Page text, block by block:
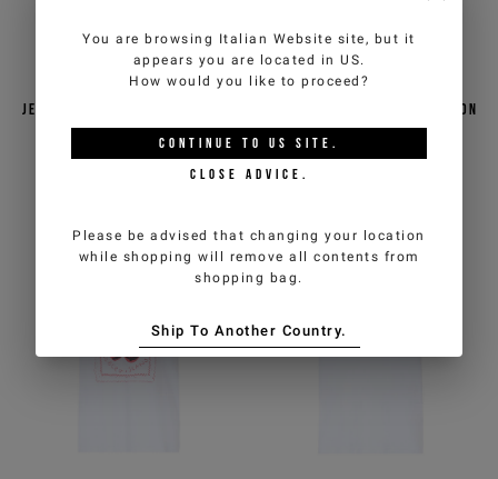
T-shirt bianco ottico in
jersey di cotone slim fit con
stampa logo
€160,00 -50%
€80,00
T-shirt bianco ottico in
jersey di cotone over fit con
ricamo logo Iceberg
€160,00 -50%
€80,00
You are browsing Italian Website site, but it
appears you are located in US.
How would you like to proceed?
CONTINUE TO US SITE.
CLOSE ADVICE.
Please be advised that changing your location
while shopping will remove all contents from
shopping bag.
Ship To Another Country.